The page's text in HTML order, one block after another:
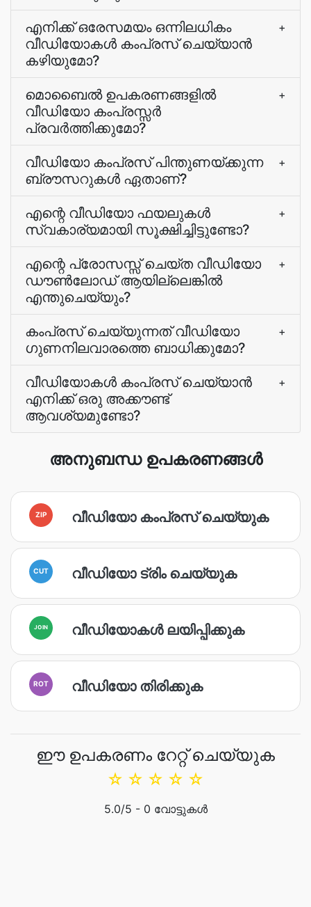
എനിക്ക് ഒരേസമയം ഒന്നിലധികം
വീഡിയോകൾ കംപ്രസ് ചെയ്യാൻ
കഴിയുമോ?
+
മൊബൈൽ ഉപകരണങ്ങളിൽ
വീഡിയോ കംപ്രസ്സർ
പ്രവർത്തിക്കുമോ?
+
വീഡിയോ കംപ്രസ് പിന്തുണയ്ക്കുന്ന
ബ്രൗസറുകൾ ഏതാണ്?
+
എന്റെ വീഡിയോ ഫയലുകൾ
സ്വകാര്യമായി സൂക്ഷിച്ചിട്ടുണ്ടോ?
+
എന്റെ പ്രോസസ്സ് ചെയ്ത വീഡിയോ
ഡൗൺലോഡ് ആയില്ലെങ്കിൽ
എന്തുചെയ്യും?
+
കംപ്രസ് ചെയ്യുന്നത് വീഡിയോ
ഗുണനിലവാരത്തെ ബാധിക്കുമോ?
+
വീഡിയോകൾ കംപ്രസ് ചെയ്യാൻ
എനിക്ക് ഒരു അക്കൗണ്ട്
ആവശ്യമുണ്ടോ?
+
അനുബന്ധ ഉപകരണങ്ങൾ
ZIP വീഡിയോ കംപ്രസ് ചെയ്യുക
CUT വീഡിയോ ട്രിം ചെയ്യുക
JOIN വീഡിയോകൾ ലയിപ്പിക്കുക
ROT വീഡിയോ തിരിക്കുക
ഈ ഉപകരണം റേറ്റ് ചെയ്യുക
☆
☆
☆
☆
☆
5.0/5 - 0 വോട്ടുകൾ